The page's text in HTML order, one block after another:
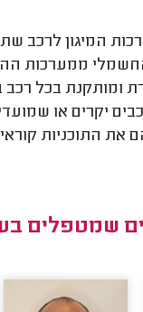
המיגון לרכב
ממערכות
ומותקנת בכל רכב
יקרים או
את התוכניות
שמטפלים